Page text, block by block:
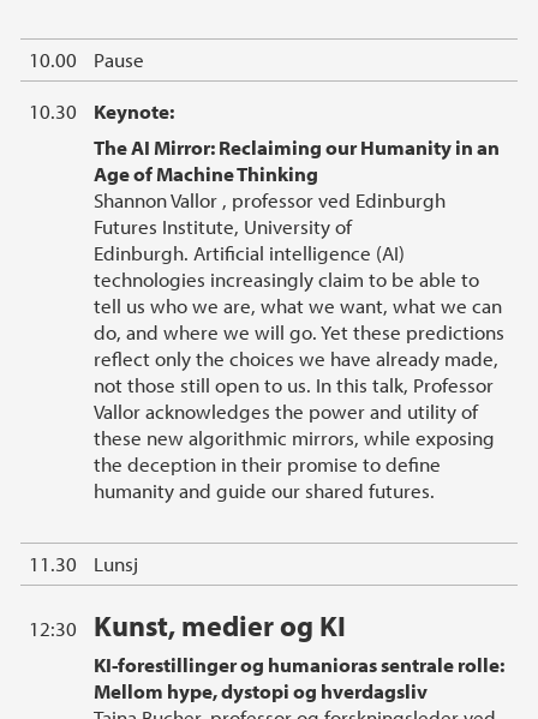
10.00 Pause
10.30
Keynote:
The AI Mirror: Reclaiming our Humanity in an
Age of Machine Thinking
Shannon Vallor , professor ved Edinburgh
Futures Institute, University of
Edinburgh. Artificial intelligence (AI)
technologies increasingly claim to be able to
tell us who we are, what we want, what we can
do, and where we will go. Yet these predictions
reflect only the choices we have already made,
not those still open to us. In this talk, Professor
Vallor acknowledges the power and utility of
these new algorithmic mirrors, while exposing
the deception in their promise to define
humanity and guide our shared futures.
11.30 Lunsj
12:30 Kunst, medier og KI
KI-forestillinger og humanioras sentrale rolle:
Mellom hype, dystopi og hverdagsliv